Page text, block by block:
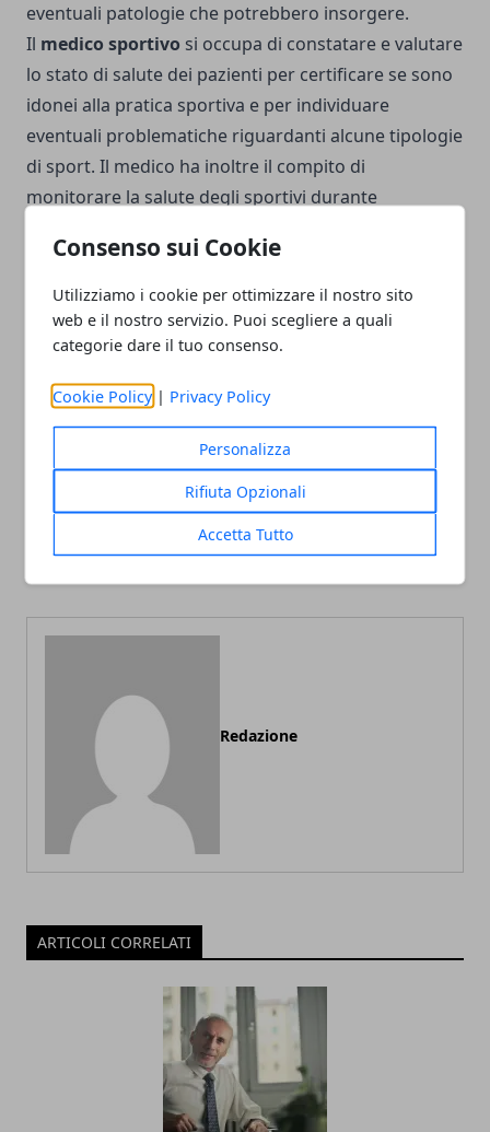
Consenso sui Cookie
Utilizziamo i cookie per ottimizzare il nostro sito
web e il nostro servizio. Puoi scegliere a quali
categorie dare il tuo consenso.
Cookie Policy | Privacy Policy
Personalizza
Rifiuta Opzionali
Accetta Tutto
eventuali patologie che potrebbero insorgere.
Il medico sportivo si occupa di constatare e valutare
lo stato di salute dei pazienti per certificare se sono
idonei alla pratica sportiva e per individuare
eventuali problematiche riguardanti alcune tipologie
di sport. Il medico ha inoltre il compito di
monitorare la salute degli sportivi durante
Neonati al mare: cosa
proteggerlo
Progettazione di uno
procedure e strutture
Redazione
ARTICOLI CORRELATI